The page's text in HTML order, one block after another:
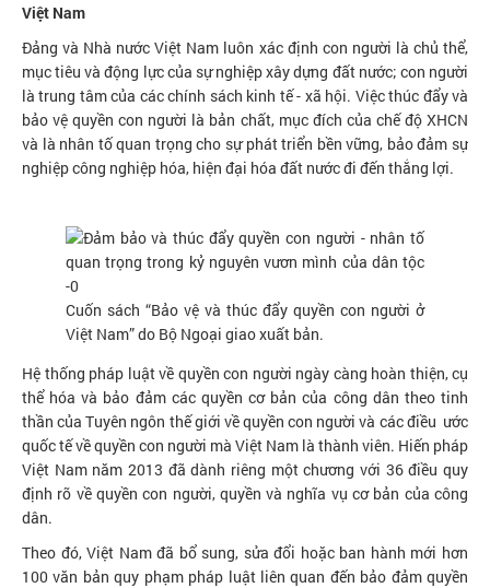
Việt Nam
Đảng và Nhà nước Việt Nam luôn xác định con người là chủ thể,
mục tiêu và động lực của sự nghiệp xây dựng đất nước; con người
là trung tâm của các chính sách kinh tế - xã hội. Việc thúc đẩy và
bảo vệ quyền con người là bản chất, mục đích của chế độ XHCN
và là nhân tố quan trọng cho sự phát triển bền vững, bảo đảm sự
nghiệp công nghiệp hóa, hiện đại hóa đất nước đi đến thắng lợi.
Cuốn sách “Bảo vệ và thúc đẩy quyền con người ở
Việt Nam” do Bộ Ngoại giao xuất bản.
Hệ thống pháp luật về quyền con người ngày càng hoàn thiện, cụ
thể hóa và bảo đảm các quyền cơ bản của công dân theo tinh
thần của Tuyên ngôn thế giới về quyền con người và các điều ước
quốc tế về quyền con người mà Việt Nam là thành viên. Hiến pháp
Việt Nam năm 2013 đã dành riêng một chương với 36 điều quy
định rõ về quyền con người, quyền và nghĩa vụ cơ bản của công
dân.
Theo đó, Việt Nam đã bổ sung, sửa đổi hoặc ban hành mới hơn
100 văn bản quy phạm pháp luật liên quan đến bảo đảm quyền